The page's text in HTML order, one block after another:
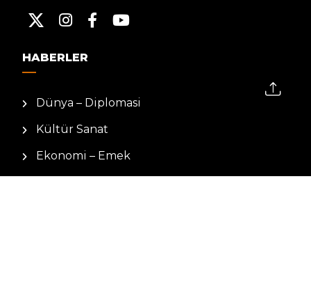
HABERLER
Dünya – Diplomasi
Kültür Sanat
Ekonomi – Emek